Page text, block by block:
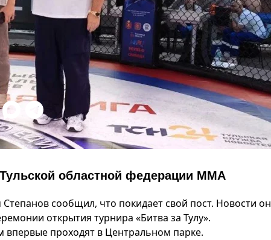
областной федерации MMA
сообщил, что покидает свой пост. Новости он
открытия турнира «Битва за Тулу».
проходят в Центральном парке.